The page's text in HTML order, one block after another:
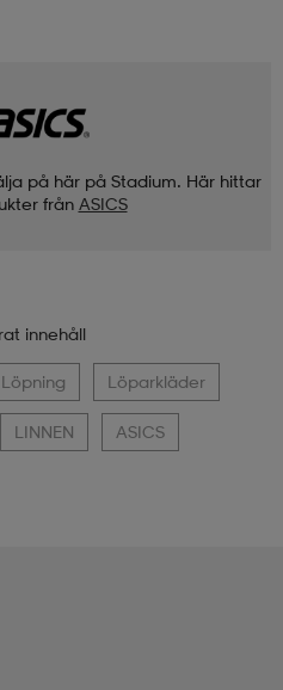
på här på Stadium. Här hittar
från ASICS
innehåll
Löpning Löparkläder
LINNEN ASICS